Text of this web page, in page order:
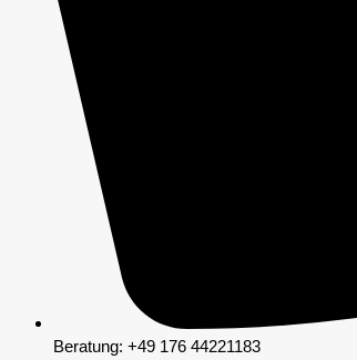
Beratung: +49 176 44221183